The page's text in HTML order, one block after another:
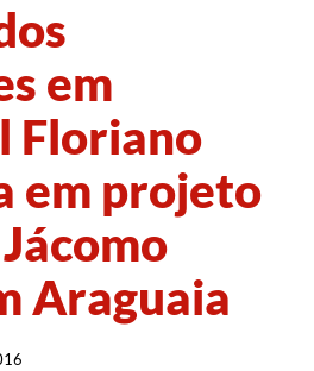
em
Floriano
em projeto
Araguaia